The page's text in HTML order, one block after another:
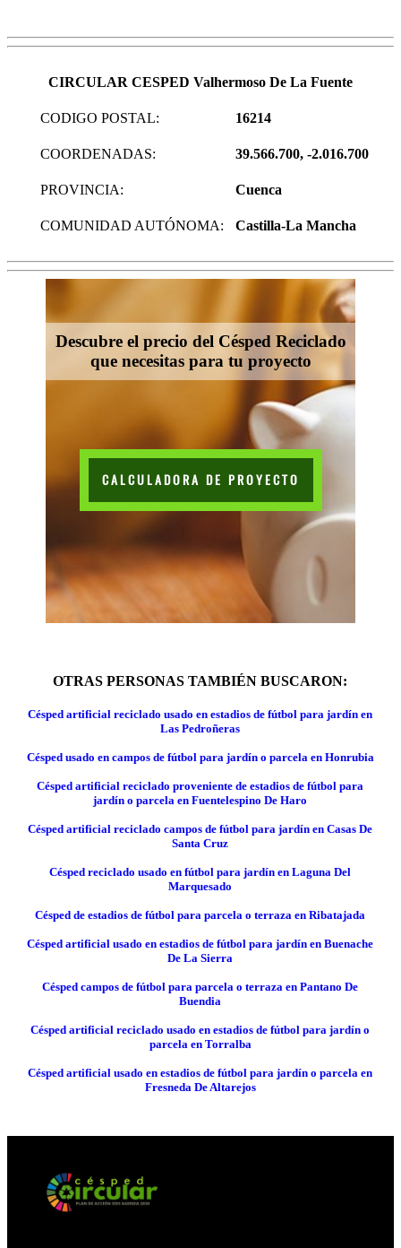
CIRCULAR CESPED Valhermoso De La Fuente
CODIGO POSTAL: 16214
COORDENADAS: 39.566.700, -2.016.700
PROVINCIA: Cuenca
COMUNIDAD AUTÓNOMA: Castilla-La Mancha
Descubre el precio del Césped Reciclado
que necesitas para tu proyecto
CALCULADORA DE PROYECTO
OTRAS PERSONAS TAMBIÉN BUSCARON:
Césped artificial reciclado usado en estadios de fútbol para jardín en
Las Pedroñeras
Césped usado en campos de fútbol para jardín o parcela en Honrubia
Césped artificial reciclado proveniente de estadios de fútbol para
jardín o parcela en Fuentelespino De Haro
Césped artificial reciclado campos de fútbol para jardín en Casas De
Santa Cruz
Césped reciclado usado en fútbol para jardín en Laguna Del
Marquesado
Césped de estadios de fútbol para parcela o terraza en Ribatajada
Césped artificial usado en estadios de fútbol para jardín en Buenache
De La Sierra
Césped campos de fútbol para parcela o terraza en Pantano De
Buendia
Césped artificial reciclado usado en estadios de fútbol para jardín o
parcela en Torralba
Césped artificial usado en estadios de fútbol para jardín o parcela en
Fresneda De Altarejos